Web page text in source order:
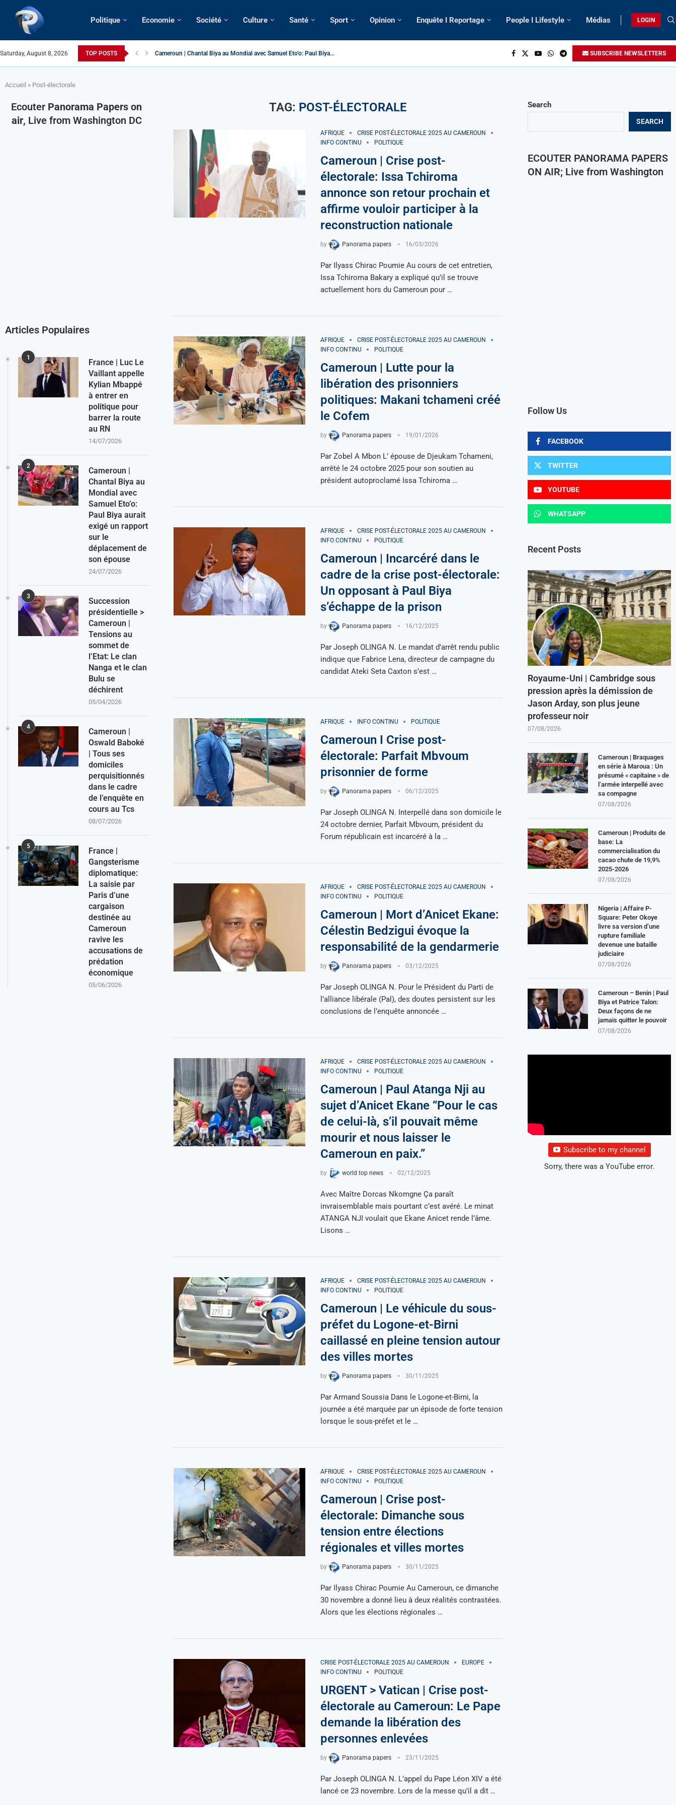
Politique Economie Société Culture Santé Sport Opinion Enquête I Reportage People I Lifestyle Médias LOGIN
Saturday, August 8, 2026 TOP POSTS Succession présidentielle > Cameroun | Tensions au sommet de l’Etat: Le... SUBSCRIBE NEWSLETTERS
Accueil » Post-électorale
TAG: POST-ÉLECTORALE
AFRIQUE
CRISE POST-ÉLECTORALE 2025 AU CAMEROUN
INFO CONTINU
POLITIQUE
Cameroun | Crise post-
électorale: Issa Tchiroma
annonce son retour prochain et
affirme vouloir participer à la
reconstruction nationale
by Panorama papers 16/03/2026
Par Ilyass Chirac Poumie Au cours de cet entretien,
Issa Tchiroma Bakary a expliqué qu’il se trouve
actuellement hors du Cameroun pour …
AFRIQUE
CRISE POST-ÉLECTORALE 2025 AU CAMEROUN
INFO CONTINU
POLITIQUE
Cameroun | Lutte pour la
libération des prisonniers
politiques: Makani tchameni créé
le Cofem
by Panorama papers 19/01/2026
Par Zobel A Mbon L’ épouse de Djeukam Tchameni,
arrêté le 24 octobre 2025 pour son soutien au
président autoproclamé Issa Tchiroma …
AFRIQUE
CRISE POST-ÉLECTORALE 2025 AU CAMEROUN
INFO CONTINU
POLITIQUE
Cameroun | Incarcéré dans le
cadre de la crise post-électorale:
Un opposant à Paul Biya
s’échappe de la prison
by Panorama papers 16/12/2025
Par Joseph OLINGA N. Le mandat d’arrêt rendu public
indique que Fabrice Lena, directeur de campagne du
candidat Ateki Seta Caxton s’est …
AFRIQUE INFO CONTINU POLITIQUE
Cameroun I Crise post-
électorale: Parfait Mbvoum
prisonnier de forme
by Panorama papers 06/12/2025
Par Joseph OLINGA N. Interpellé dans son domicile le
24 octobre dernier, Parfait Mbvoum, président du
Forum républicain est incarcéré à la …
AFRIQUE
CRISE POST-ÉLECTORALE 2025 AU CAMEROUN
INFO CONTINU
POLITIQUE
Cameroun | Mort d’Anicet Ekane:
Célestin Bedzigui évoque la
responsabilité de la gendarmerie
by Panorama papers 03/12/2025
Par Joseph OLINGA N. Pour le Président du Parti de
l’alliance libérale (Pal), des doutes persistent sur les
conclusions de l’enquête annoncée …
AFRIQUE
CRISE POST-ÉLECTORALE 2025 AU CAMEROUN
INFO CONTINU
POLITIQUE
Cameroun | Paul Atanga Nji au
sujet d’Anicet Ekane “Pour le cas
de celui-là, s’il pouvait même
mourir et nous laisser le
Cameroun en paix.”
by world top news 02/12/2025
Avec Maître Dorcas Nkomgne Ça paraît
invraisemblable mais pourtant c’est avéré. Le minat
ATANGA NJI voulait que Ekane Anicet rende l’âme.
Lisons …
AFRIQUE
CRISE POST-ÉLECTORALE 2025 AU CAMEROUN
INFO CONTINU
POLITIQUE
Cameroun | Le véhicule du sous-
préfet du Logone-et-Birni
caillassé en pleine tension autour
des villes mortes
by Panorama papers 30/11/2025
Par Armand Soussia Dans le Logone-et-Birni, la
journée a été marquée par un épisode de forte tension
lorsque le sous-préfet et le …
AFRIQUE
CRISE POST-ÉLECTORALE 2025 AU CAMEROUN
INFO CONTINU
POLITIQUE
Cameroun | Crise post-
électorale: Dimanche sous
tension entre élections
régionales et villes mortes
by Panorama papers 30/11/2025
Par Ilyass Chirac Poumie Au Cameroun, ce dimanche
30 novembre a donné lieu à deux réalités contrastées.
Alors que les élections régionales …
CRISE POST-ÉLECTORALE 2025 AU CAMEROUN
EUROPE
INFO CONTINU
POLITIQUE
URGENT > Vatican | Crise post-
électorale au Cameroun: Le Pape
demande la libération des
personnes enlevées
by Panorama papers 23/11/2025
Par Joseph OLINGA N. L’appel du Pape Léon XIV a été
lancé ce 23 novembre. Lors de la messe qu’il a dit …
Search
SEARCH
ECOUTER PANORAMA PAPERS
ON AIR; Live from Washington
Follow Us
FACEBOOK
TWITTER
YOUTUBE
WHATSAPP
Recent Posts
Royaume-Uni | Cambridge sous
pression après la démission de
Jason Arday, son plus jeune
professeur noir
07/08/2026
Cameroun | Braquages
en série à Maroua : Un
présumé « capitaine » de
l’armée interpellé avec
sa compagne
07/08/2026
Cameroun | Produits de
base: La
commercialisation du
cacao chute de 19,9%
2025-2026
07/08/2026
Nigeria | Affaire P-
Square: Peter Okoye
livre sa version d’une
rupture familiale
devenue une bataille
judiciaire
07/08/2026
Cameroun – Benin | Paul
Biya et Patrice Talon:
Deux façons de ne
jamais quitter le pouvoir
07/08/2026
Subscribe to my channel
Sorry, there was a YouTube error.
Ecouter Panorama Papers on
air, Live from Washington DC
Articles Populaires
1
France | Luc Le
Vaillant appelle
Kylian Mbappé
à entrer en
politique pour
barrer la route
au RN
14/07/2026
2
Cameroun |
Chantal Biya au
Mondial avec
Samuel Eto’o:
Paul Biya aurait
exigé un rapport
sur le
déplacement de
son épouse
24/07/2026
3
Succession
présidentielle >
Cameroun |
Tensions au
sommet de
l’Etat: Le clan
Nanga et le clan
Bulu se
déchirent
05/04/2026
4
Cameroun |
Oswald Baboké
| Tous ses
domiciles
perquisitionnés
dans le cadre
de l’enquête en
cours au Tcs
08/07/2026
5
France |
Gangsterisme
diplomatique:
La saisie par
Paris d’une
cargaison
destinée au
Cameroun
ravive les
accusations de
prédation
économique
05/06/2026